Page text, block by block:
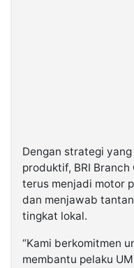
Dengan strategi
produktif, BRI
terus menjadi motor
dan menjawab
tingkat lokal.
“Kami berkomitmen
membantu pelaku